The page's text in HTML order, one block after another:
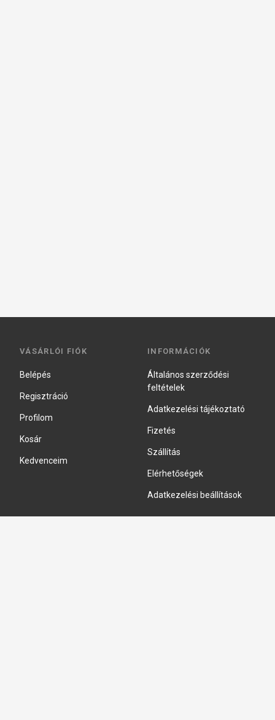
VÁSÁRLÓI FIÓK
Belépés
Regisztráció
Profilom
Kosár
Kedvenceim
INFORMÁCIÓK
Általános szerződési
feltételek
Adatkezelési tájékoztató
Fizetés
Szállítás
Elérhetőségek
Adatkezelési beállítások